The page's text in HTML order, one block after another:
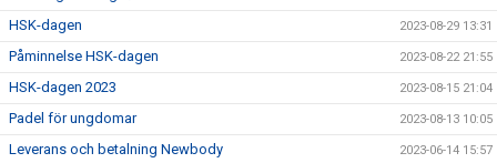
HSK-dagen 2023-08-29 13:31
Påminnelse HSK-dagen 2023-08-22 21:55
HSK-dagen 2023 2023-08-15 21:04
Padel för ungdomar 2023-08-13 10:05
Leverans och betalning Newbody 2023-06-14 15:57